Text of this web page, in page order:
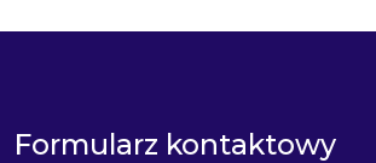
Formularz kontaktowy